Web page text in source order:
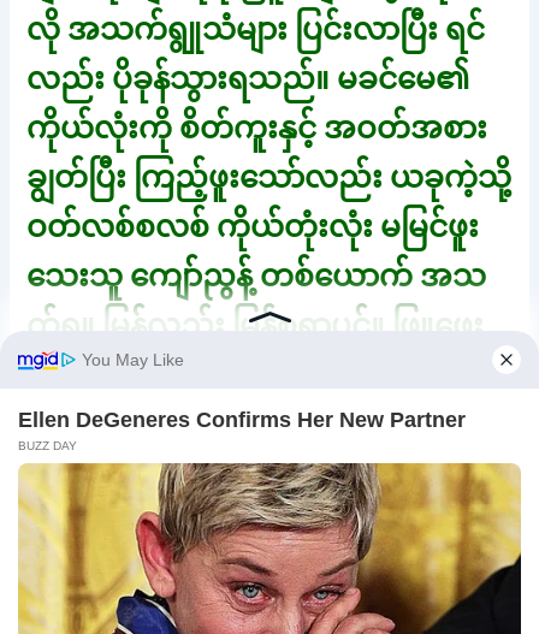
လို အသက်ရွူသံများ ပြင်းလာပြီး ရင်
လည်း ပိုခုန်သွားရသည်။ မခင်မေ၏
ကိုယ်လုံးကို စိတ်ကူးနှင့် အဝတ်အစား
ချွတ်ပြီး ကြည့်ဖူးသော်လည်း ယခုကဲ့သို့
ဝတ်လစ်စလစ် ကိုယ်တုံးလုံး မမြင်ဖူး
သေးသူ ကျော်ညွန့် တစ်ယောက် အသ
က်ရွူ မြန်လည်း မြန်စရာပင်။ ဖြူဖွေး
ဝင်းဝါနေသော အသားက မီးရောင်
အောက်တွင် ဝင်းပနေသည်။ တောင့်
တင်း ဖုထစ် ထွားအစ်နေသော အသား
ဆိုင်များက အားရစရာပင်။ တစ်ကိုယ်
လုံးတွင် သူ့နေရာသူ အဆင်ပြေစွာ
နေရာယူထားကြသည်မှာ ကျော်ညွန့်၏